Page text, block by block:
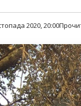
2020, 20:00